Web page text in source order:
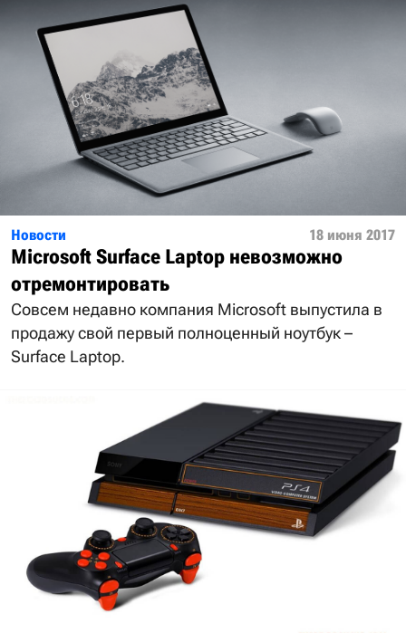
Новости 18 июня 2017
Microsoft Surface Laptop невозможно
отремонтировать
Совсем недавно компания Microsoft выпустила в
продажу свой первый полноценный ноутбук –
Surface Laptop.